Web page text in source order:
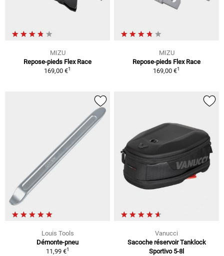
MIZU
Repose-pieds Flex Race
169,00 €1
MIZU
Repose-pieds Flex Race
169,00 €1
Louis Tools
Démonte-pneu
11,99 €1
Vanucci
Sacoche réservoir Tanklock
Sportivo 5-8l